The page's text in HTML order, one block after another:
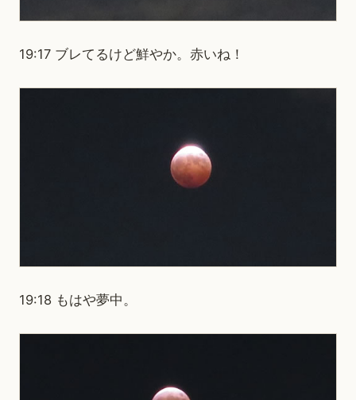
19:17 ブレてるけど鮮やか。赤いね！
19:18 もはや夢中。